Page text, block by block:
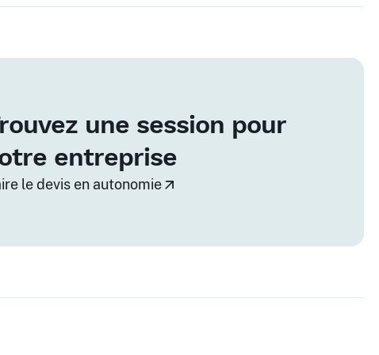
une session pour
entreprise
le devis en autonomie